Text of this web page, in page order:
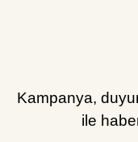
Kampanya,
ile